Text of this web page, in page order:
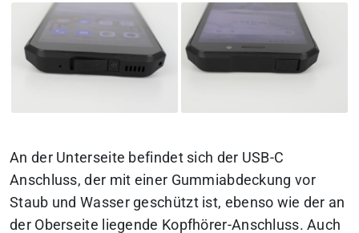
An der Unterseite befindet sich der USB-C
Anschluss, der mit einer Gummiabdeckung vor
Staub und Wasser geschützt ist, ebenso wie der an
der Oberseite liegende Kopfhörer-Anschluss. Auch